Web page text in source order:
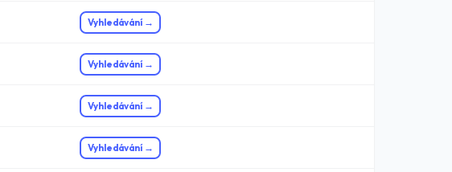
Vyhledávání →
Vyhledávání →
Vyhledávání →
Vyhledávání →